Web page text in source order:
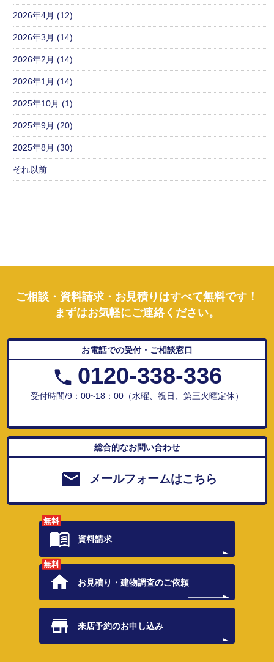
2026年4月 (12)
2026年3月 (14)
2026年2月 (14)
2026年1月 (14)
2025年10月 (1)
2025年9月 (20)
2025年8月 (30)
それ以前
ご相談・資料請求・お見積りはすべて無料です！
まずはお気軽にご連絡ください。
お電話での受付・ご相談窓口
0120-338-336
受付時間/9：00~18：00（水曜、祝日、第三火曜定休）
総合的なお問い合わせ
メールフォームはこちら
無料
資料請求
無料
お見積り・建物調査のご依頼
来店予約のお申し込み